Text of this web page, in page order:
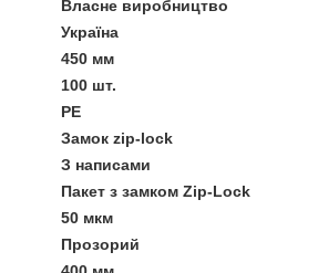
Власне виробництво
Україна
450 мм
100 шт.
РЕ
Замок zip-lock
З написами
Пакет з замком Zip-Lock
50 мкм
Прозорий